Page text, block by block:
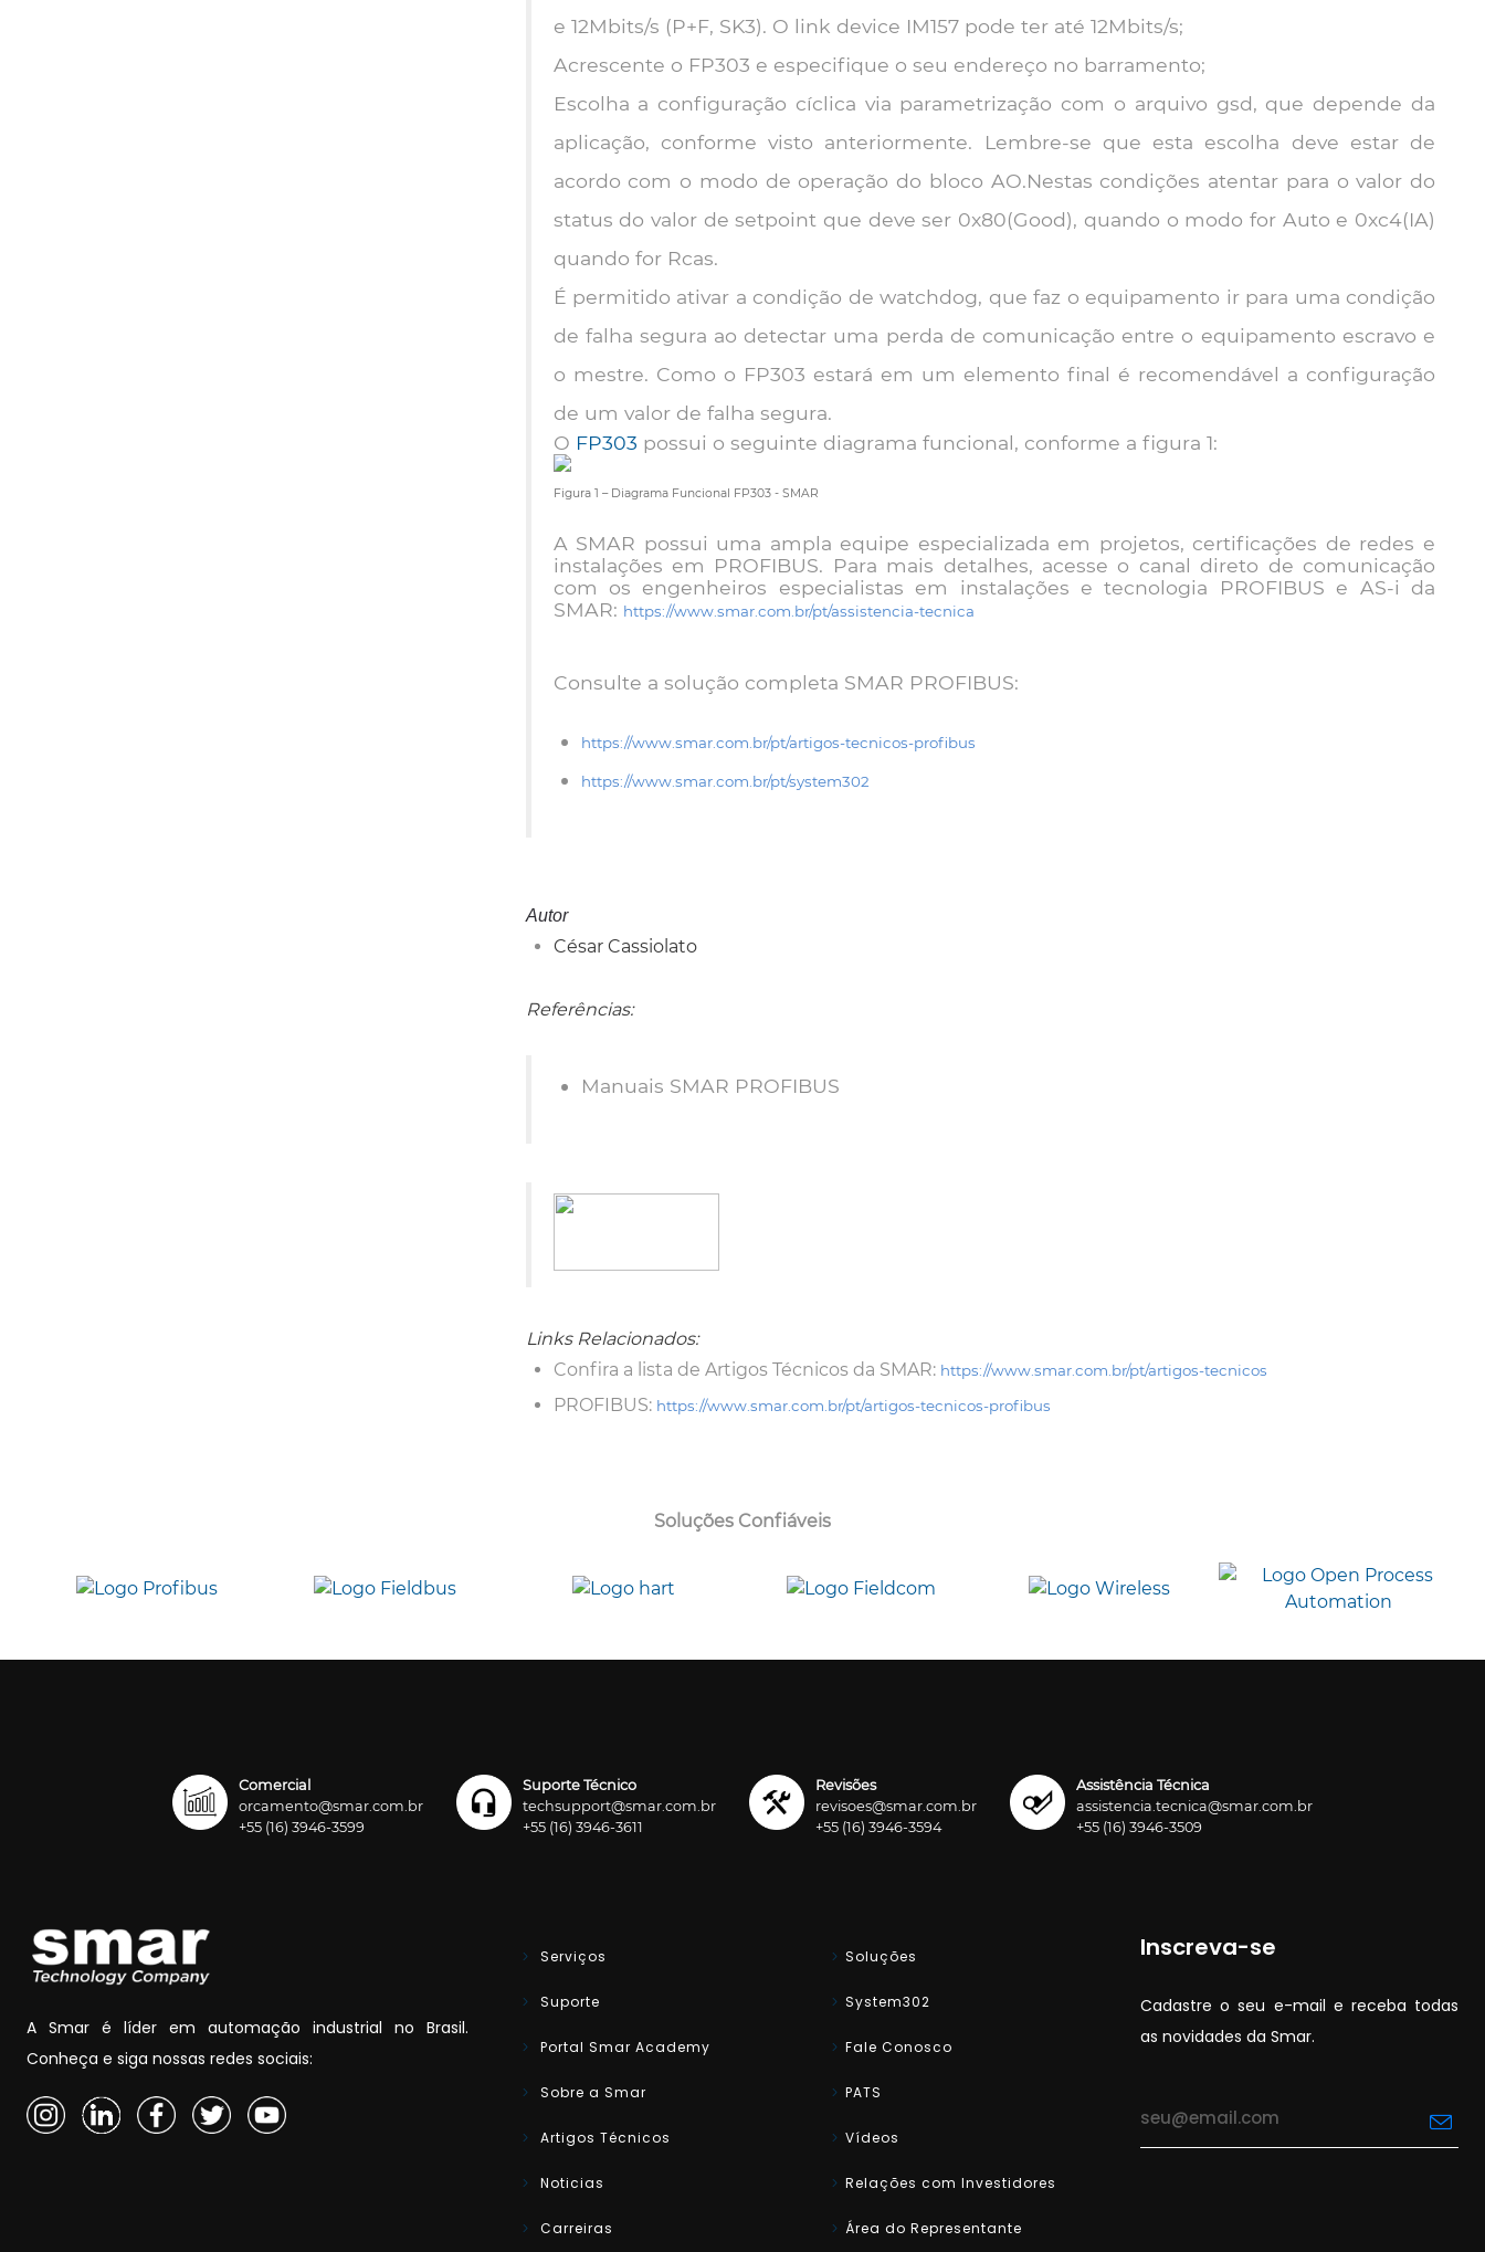
e 12Mbits/s (P+F, SK3). O link device IM157 pode ter até 12Mbits/s;
Acrescente o FP303 e especifique o seu endereço no barramento;
Escolha a configuração cíclica via parametrização com o arquivo gsd, que depende da
aplicação, conforme visto anteriormente. Lembre-se que esta escolha deve estar de
acordo com o modo de operação do bloco AO.Nestas condições atentar para o valor do
status do valor de setpoint que deve ser 0x80(Good), quando o modo for Auto e 0xc4(IA)
quando for Rcas.
É permitido ativar a condição de watchdog, que faz o equipamento ir para uma condição
de falha segura ao detectar uma perda de comunicação entre o equipamento escravo e
o mestre. Como o FP303 estará em um elemento final é recomendável a configuração
de um valor de falha segura.
O FP303 possui o seguinte diagrama funcional, conforme a figura 1:
Figura 1 – Diagrama Funcional FP303 - SMAR
A SMAR possui uma ampla equipe especializada em projetos, certificações de redes e
instalações em PROFIBUS. Para mais detalhes, acesse o canal direto de comunicação
com os engenheiros especialistas em instalações e tecnologia PROFIBUS e AS-i da
SMAR: https://www.smar.com.br/pt/assistencia-tecnica
Consulte a solução completa SMAR PROFIBUS:
https://www.smar.com.br/pt/artigos-tecnicos-profibus
https://www.smar.com.br/pt/system302
Autor
César Cassiolato
Referências:
Manuais SMAR PROFIBUS
Links Relacionados:
Confira a lista de Artigos Técnicos da SMAR: https://www.smar.com.br/pt/artigos-tecnicos
PROFIBUS: https://www.smar.com.br/pt/artigos-tecnicos-profibus
Soluções Confiáveis
Comercial
orcamento@smar.com.br
+55 (16) 3946-3599
Suporte Técnico
techsupport@smar.com.br
+55 (16) 3946-3611
Revisões
revisoes@smar.com.br
+55 (16) 3946-3594
Assistência Técnica
assistencia.tecnica@smar.com.br
+55 (16) 3946-3509
A Smar é líder em automação industrial no Brasil.
Conheça e siga nossas redes sociais:
Serviços
Suporte
Portal Smar Academy
Sobre a Smar
Artigos Técnicos
Noticias
Carreiras
Soluções
System302
Fale Conosco
PATS
Vídeos
Relações com Investidores
Área do Representante
Inscreva-se
Cadastre o seu e-mail e receba todas
as novidades da Smar.